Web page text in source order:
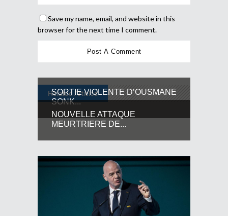
Save my name, email, and website in this
browser for the next time I comment.
Related Articles
SORTIE VIOLENTE D’OUSMANE
SONK...
NOUVELLE ATTAQUE
MEURTRIERE DE...